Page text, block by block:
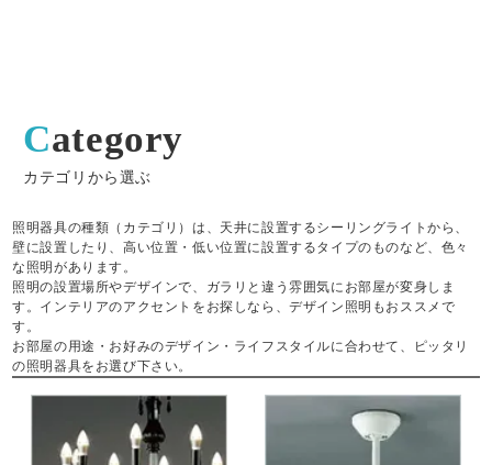
Category
カテゴリから選ぶ
照明器具の種類（カテゴリ）は、天井に設置するシーリングライトから、
壁に設置したり、高い位置・低い位置に設置するタイプのものなど、色々
な照明があります。
照明の設置場所やデザインで、ガラリと違う雰囲気にお部屋が変身しま
す。インテリアのアクセントをお探しなら、デザイン照明もおススメで
す。
お部屋の用途・お好みのデザイン・ライフスタイルに合わせて、ピッタリ
の照明器具をお選び下さい。